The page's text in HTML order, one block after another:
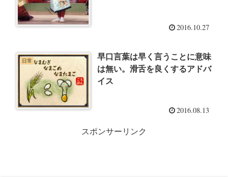
2016.10.27
日常
早口言葉は早く言うことに意味
は無い。滑舌を良くするアドバ
イス
2016.08.13
スポンサーリンク